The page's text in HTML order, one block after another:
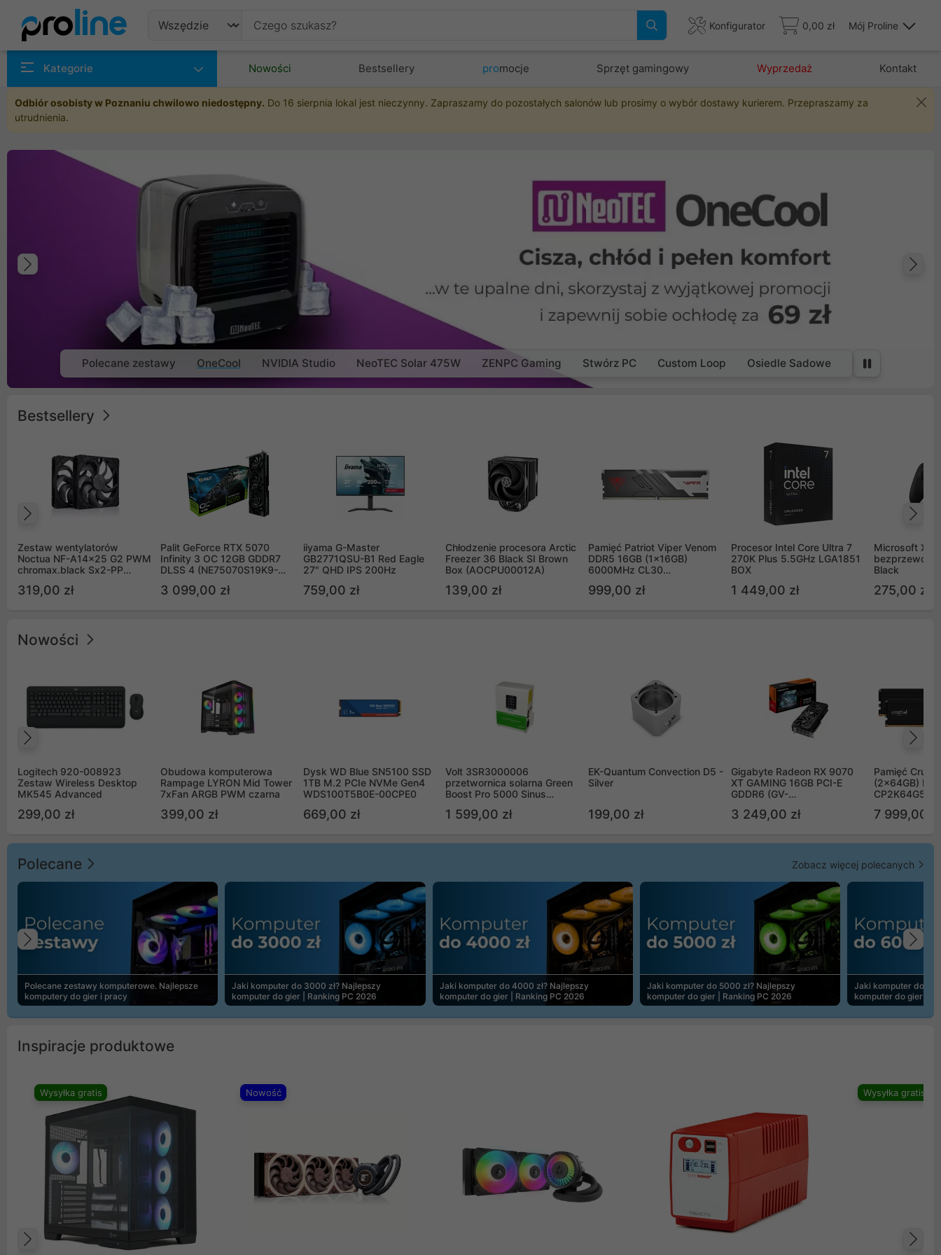
Konfigurator 0,00 zł Mój Proline
Kategorie Nowości Bestsellery promocje Sprzęt gamingowy Wyprzedaż Kontakt
Odbiór osobisty w Poznaniu chwilowo niedostępny. Do 16 sierpnia lokal jest nieczynny. Zapraszamy do pozostałych salonów lub prosimy o wybór dostawy kurierem. Przepraszamy za
utrudnienia.
Poprzedni
Polecane zestawy OneCool NVIDIA Studio NeoTEC Solar 475W ZENPC Gaming Stwórz PC Custom Loop Osiedle Sadowe
Bestsellery
Zestaw wentylatorów
Noctua NF-A14x25 G2 PWM
chromax.black Sx2-PP
(2szt)
319,00 zł
Palit GeForce RTX 5070
Infinity 3 OC 12GB GDDR7
DLSS 4 (NE75070S19K9-
3 099,00 zł
iiyama G-Master
GB2771QSU-B1 Red Eagle
27" QHD IPS 200Hz
759,00 zł
Chłodzenie procesora Arctic
Freezer 36 Black SI Brown
Box (AOCPU00012A)
139,00 zł
Pamięć Patriot Viper Venom
DDR5 16GB (1x16GB)
6000MHz CL30
999,00 zł
Procesor Intel Core Ultra 7
270K Plus 5.5GHz LGA1851
BOX
1 449,00 zł
Microsoft
Black
275,00 zł
Nowości
Logitech 920-008923
Zestaw Wireless Desktop
MK545 Advanced
299,00 zł
Obudowa komputerowa
Rampage LYRON Mid Tower
7xFan ARGB PWM czarna
399,00 zł
Dysk WD Blue SN5100 SSD
1TB M.2 PCIe NVMe Gen4
WDS100T5B0E-00CPE0
669,00 zł
Volt 3SR3000006
przetwornica solarna Green
Boost Pro 5000 Sinus
1 599,00 zł
EK-Quantum Convection D5 -
Silver
199,00 zł
Gigabyte Radeon RX 9070
XT GAMING 16GB PCI-E
GDDR6 (GV-
3 249,00 zł
Pamięć
(2x64GB)
7 999,00 zł
Polecane Zobacz więcej polecanych
Polecane zestawy komputerowe. Najlepsze
komputery do gier i pracy
Jaki komputer do 3000 zł? Najlepszy
komputer do gier | Ranking PC 2026
Jaki komputer do 4000 zł? Najlepszy
komputer do gier | Ranking PC 2026
Jaki komputer do 5000 zł? Najlepszy
komputer do gier | Ranking PC 2026
Jaki komputer do
komputer do gier |
Poprzedni
Inspiracje produktowe
Wysyłka gratis Nowość Wysyłka gratis